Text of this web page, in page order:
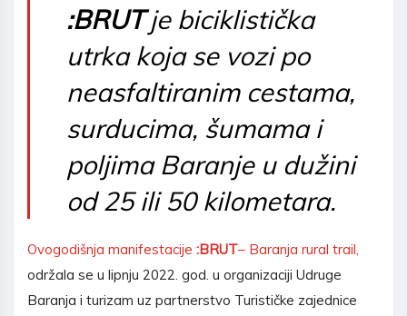
:BRUTje biciklistička
utrka koja se vozi po
neasfaltiranim cestama,
surducima, šumama i
poljima Baranje u dužini
od 25 ili 50 kilometara.
Ovogodišnja manifestacije :BRUT– Baranja rural trail,
održala se u lipnju 2022. god. u organizaciji Udruge
Baranja i turizam uz partnerstvo Turističke zajednice